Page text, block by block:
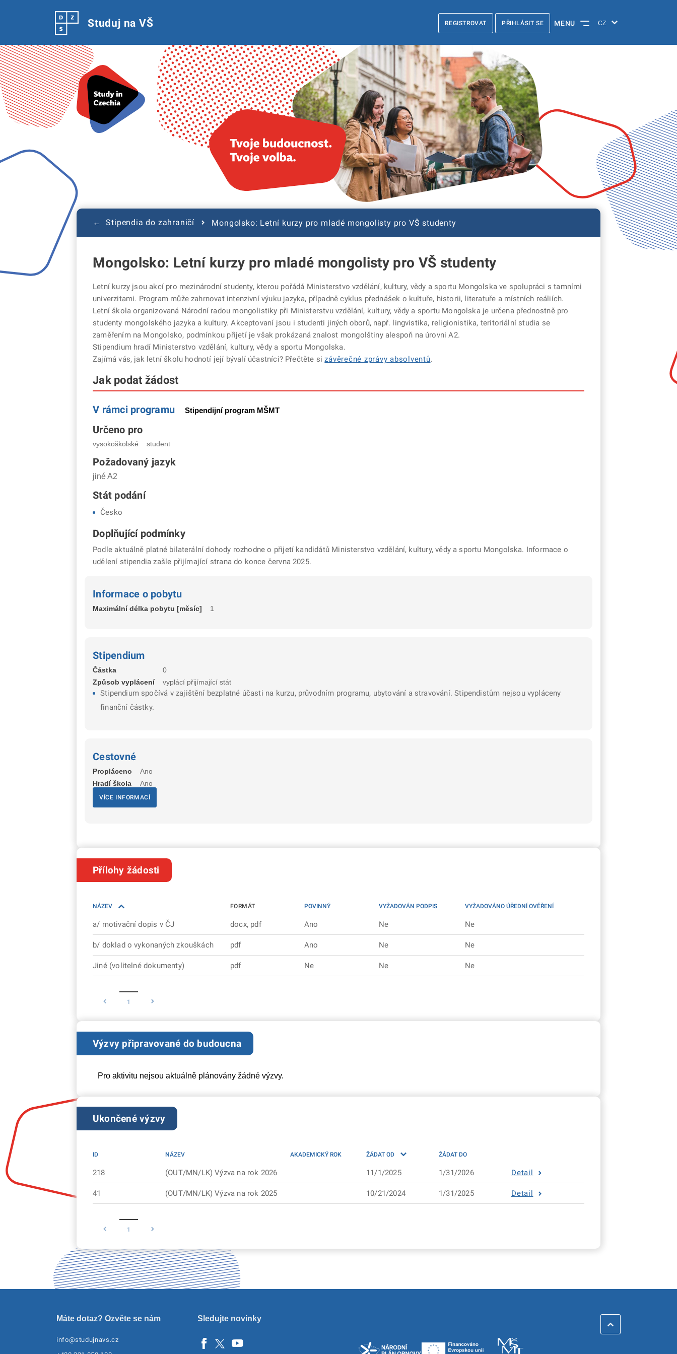
Studuj na VŠ REGISTROVAT PŘIHLÁSIT SE MENU
← Stipendia do zahraničí Mongolsko: Letní kurzy pro mladé mongolisty pro VŠ studenty
Mongolsko: Letní kurzy pro mladé mongolisty pro VŠ studenty
Letní kurzy jsou akcí pro mezinárodní studenty, kterou pořádá Ministerstvo vzdělání, kultury, vědy a sportu Mongolska ve spolupráci s tamními
univerzitami. Program může zahrnovat intenzivní výuku jazyka, případně cyklus přednášek o kultuře, historii, literatuře a místních reáliích.
Letní škola organizovaná Národní radou mongolistiky při Ministerstvu vzdělání, kultury, vědy a sportu Mongolska je určena přednostně pro
studenty mongolského jazyka a kultury. Akceptovaní jsou i studenti jiných oborů, např. lingvistika, religionistika, teritoriální studia se
zaměřením na Mongolsko, podmínkou přijetí je však prokázaná znalost mongolštiny alespoň na úrovni A2.
Stipendium hradí Ministerstvo vzdělání, kultury, vědy a sportu Mongolska.
Zajímá vás, jak letní školu hodnotí její bývalí účastníci? Přečtěte sizávěrečné zprávy absolventů.
Jak podat žádost
V rámci programu Stipendijní program MŠMT
Určeno pro
vysokoškolské student
Požadovaný jazyk
jiné A2
Stát podání
Česko
Doplňující podmínky
Podle aktuálně platné bilaterální dohody rozhodne o přijetí kandidátů Ministerstvo vzdělání, kultury, vědy a sportu Mongolska. Informace o
udělení stipendia zašle přijímající strana do konce června 2025.
Informace o pobytu
Maximální délka pobytu [měsíc] 1
Stipendium
Částka
0
Způsob vyplácení
vyplácí přijímající stát
Stipendium spočívá v zajištění bezplatné účasti na kurzu, průvodním programu, ubytování a stravování. Stipendistům nejsou vypláceny
finanční částky.
Cestovné
Propláceno
Ano
Hradí škola
Ano
VÍCE INFORMACÍ
Přílohy žádosti
NÁZEV FORMÁT POVINNÝ VYŽADOVÁN PODPIS VYŽADOVÁNO ÚŘEDNÍ OVĚŘENÍ
a/ motivační dopis v ČJ docx, pdf Ano Ne Ne
b/ doklad o vykonaných zkouškách pdf Ano Ne Ne
Jiné (volitelné dokumenty) pdf Ne Ne Ne
1
Výzvy připravované do budoucna
Pro aktivitu nejsou aktuálně plánovány žádné výzvy.
Ukončené výzvy
ID NÁZEV AKADEMICKÝ ROK ŽÁDAT OD ŽÁDAT DO
218 (OUT/MN/LK) Výzva na rok 2026 11/1/2025 1/31/2026 Detail
41 (OUT/MN/LK) Výzva na rok 2025 10/21/2024 1/31/2025 Detail
1
Máte dotaz? Ozvěte se nám
info@studujnavs.cz
Sledujte novinky